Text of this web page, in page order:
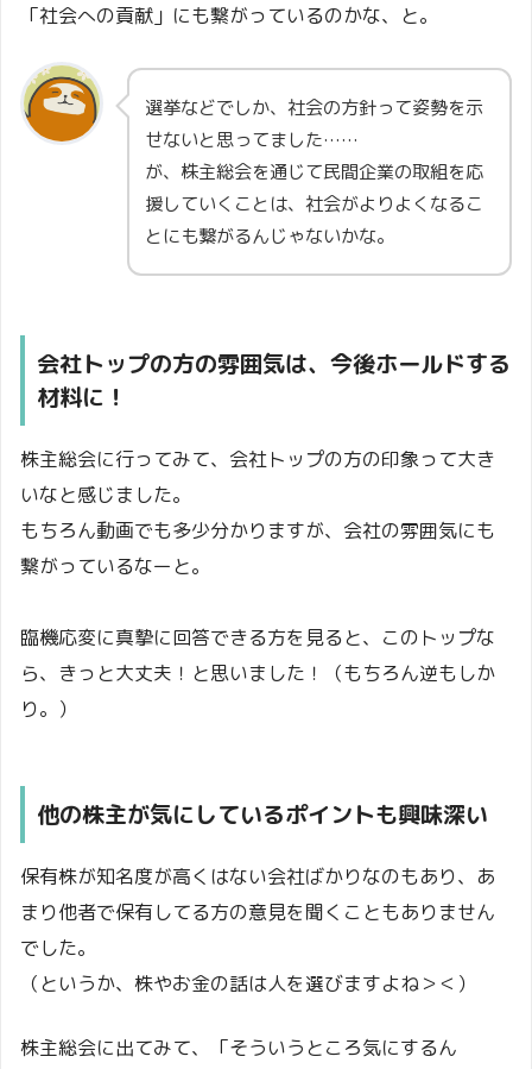
「社会への貢献」にも繋がっているのかな、と。
選挙などでしか、社会の方針って姿勢を示
せないと思ってました……
が、株主総会を通じて民間企業の取組を応
援していくことは、社会がよりよくなるこ
とにも繋がるんじゃないかな。
会社トップの方の雰囲気は、今後ホールドする
材料に！
株主総会に行ってみて、会社トップの方の印象って大き
いなと感じました。
もちろん動画でも多少分かりますが、会社の雰囲気にも
繋がっているなーと。
臨機応変に真摯に回答できる方を見ると、このトップな
ら、きっと大丈夫！と思いました！（もちろん逆もしか
り。）
他の株主が気にしているポイントも興味深い
保有株が知名度が高くはない会社ばかりなのもあり、あ
まり他者で保有してる方の意見を聞くこともありません
でした。
（というか、株やお金の話は人を選びますよね＞＜）
株主総会に出てみて、「そういうところ気にするん